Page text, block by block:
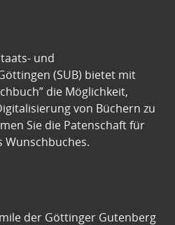
und
(SUB) bietet mit
die Möglichkeit,
von Büchern zu
Sie die Patenschaft für
Wunschbuches.
der Göttinger Gutenberg